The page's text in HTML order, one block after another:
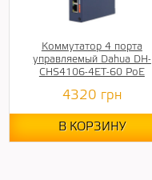
Коммутатор 4 порта
управляемый Dahua DH-
CHS4106-4ET-60 PoE
4320 грн
В КОРЗИНУ